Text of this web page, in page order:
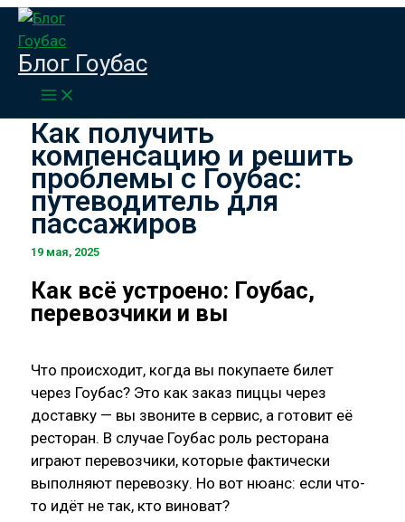
Перейти
содержимому
Блог Гоубас
Главная
Как получить компенсацию и решить проблемы
с Гоубас: путеводитель для пассажиров
Как получить
компенсацию и решить
проблемы с Гоубас:
путеводитель для
пассажиров
19 мая, 2025
Как всё устроено: Гоубас,
перевозчики и вы
Что происходит, когда вы покупаете билет
через Гоубас? Это как заказ пиццы через
доставку — вы звоните в сервис, а готовит её
ресторан. В случае Гоубас роль ресторана
играют перевозчики, которые фактически
выполняют перевозку. Но вот нюанс: если что-
то идёт не так, кто виноват?